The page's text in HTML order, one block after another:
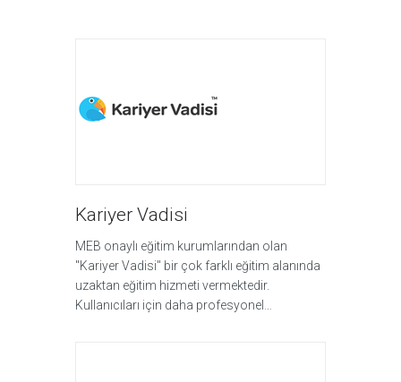
Kariyer Vadisi
MEB onaylı eğitim kurumlarından olan
"Kariyer Vadisi" bir çok farklı eğitim alanında
uzaktan eğitim hizmeti vermektedir.
Kullanıcıları için daha profesyonel…